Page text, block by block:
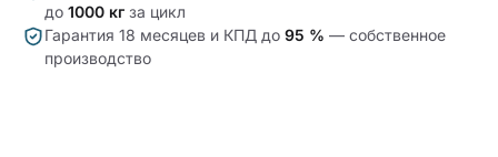
до 1000 кг за цикл
Гарантия 18 месяцев и КПД до 95 % — собственное
производство